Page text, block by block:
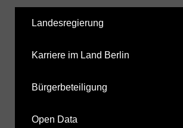
Landesregierung
Karriere im Land Berlin
Bürgerbeteiligung
Open Data